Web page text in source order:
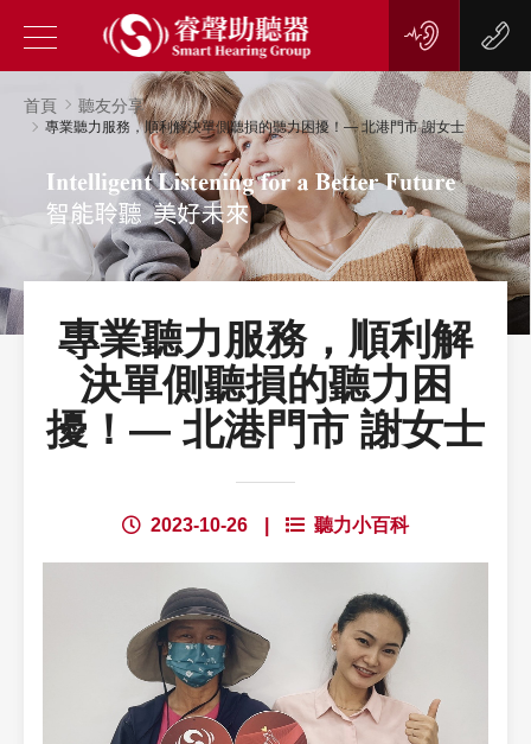
首頁 聽友分享
專業聽力服務，順利解決單側聽損的聽力困擾！— 北港門市 謝女士
專業聽力服務，順利解
決單側聽損的聽力困
擾！— 北港門市 謝女士
2023-10-26 聽力小百科